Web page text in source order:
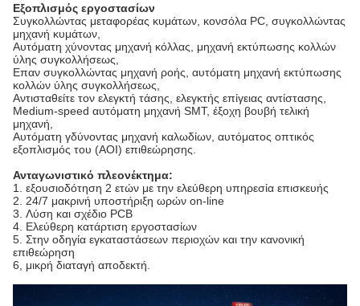
Εξοπλισμός εργοστασίων
Συγκολλώντας μεταφορέας κυμάτων, κονσόλα PC, συγκολλώντας
μηχανή κυμάτων,
Αυτόματη χύνοντας μηχανή κόλλας, μηχανή εκτύπωσης κολλών
ύλης συγκολλήσεως,
Επαν συγκολλώντας μηχανή ροής, αυτόματη μηχανή εκτύπωσης
κολλών ύλης συγκολλήσεως,
Αντισταθείτε τον ελεγκτή τάσης, ελεγκτής επίγειας αντίστασης,
Medium-speed αυτόματη μηχανή SMT, έξοχη βουβή τελική
μηχανή,
Αυτόματη γδύνοντας μηχανή καλωδίων, αυτόματος οπτικός
εξοπλισμός του (AOI) επιθεώρησης.
Ανταγωνιστικό πλεονέκτημα:
1. εξουσιοδότηση 2 ετών με την ελεύθερη υπηρεσία επισκευής
2. 24/7 μακρινή υποστήριξη ωρών on-line
3. Λύση και σχέδιο PCB
4. Ελεύθερη κατάρτιση εργοστασίων
5. Στην οδηγία εγκαταστάσεων περιοχών και την κανονική
επιθεώρηση
6, μικρή διαταγή αποδεκτή.